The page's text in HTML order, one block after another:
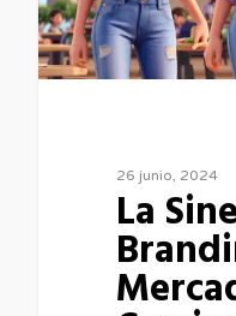
26 junio, 2024
La